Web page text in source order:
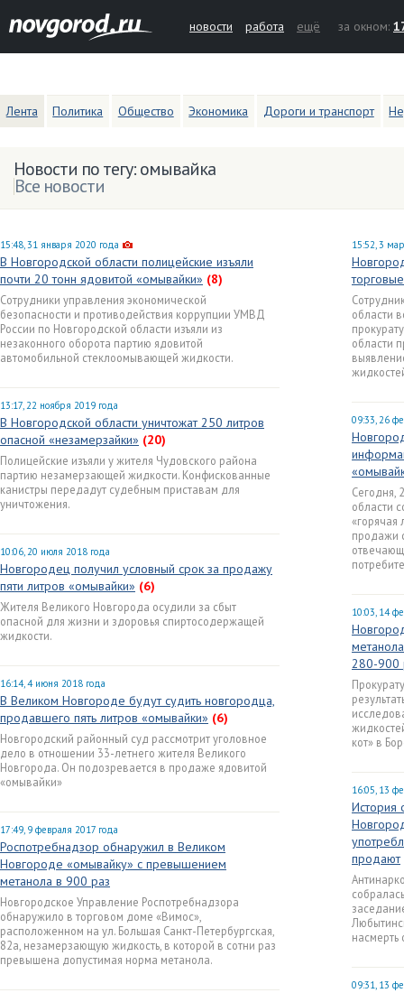
новости работа ещё за окном:
Лента Политика Общество Экономика Дороги и транспорт
Новости по тегу: омывайка
Все новости
15:48, 31 января 2020 года
В Новгородской области полицейские изъяли
почти 20 тонн ядовитой «омывайки» (8)
Сотрудники управления экономической
безопасности и противодействия коррупции УМВД
России по Новгородской области изъяли из
незаконного оборота партию ядовитой
автомобильной стеклоомывающей жидкости.
13:17, 22 ноября 2019 года
В Новгородской области уничтожат 250 литров
опасной «незамерзайки» (20)
Полицейские изъяли у жителя Чудовского района
партию незамерзающей жидкости. Конфискованные
канистры передадут судебным приставам для
уничтожения.
10:06, 20 июля 2018 года
Новгородец получил условный срок за продажу
пяти литров «омывайки» (6)
Жителя Великого Новгорода осудили за сбыт
опасной для жизни и здоровья спиртосодержащей
жидкости.
16:14, 4 июня 2018 года
В Великом Новгороде будут судить новгородца,
продавшего пять литров «омывайки» (6)
Новгородский районный суд рассмотрит уголовное
дело в отношении 33-летнего жителя Великого
Новгорода. Он подозревается в продаже ядовитой
«омывайки»
17:49, 9 февраля 2017 года
Роспотребнадзор обнаружил в Великом
Новгороде «омывайку» с превышением
метанола в 900 раз
Новгородское Управление Роспотребнадзора
обнаружило в торговом доме «Вимос»,
расположенном на ул. Большая Санкт-Петербургская,
82а, незамерзающую жидкость, в которой в сотни раз
превышена допустимая норма метанола.
15:52, 3
области
области
09:33, 26
Сегодня,
области
«горячая
продажи
10:03, 14
280-900
кот» в
16:05, 13
История
продают
насмерть
09:31, 13